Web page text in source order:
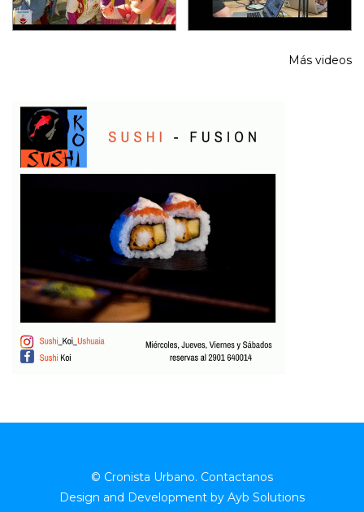
Más videos
© Cronista Urbano. Contactanos
Design and Development by Ayb Solutions